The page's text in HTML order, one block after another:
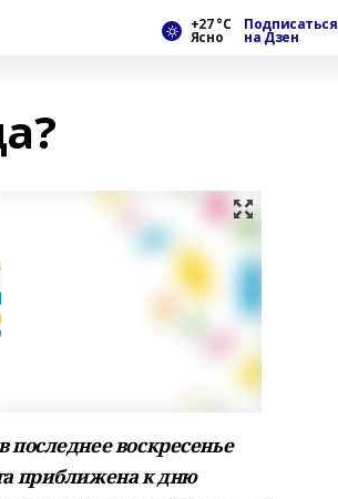
+27 °С
Ясно
Подписаться
на Дзен
последнее воскресенье
приближена к дню